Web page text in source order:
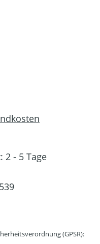
2 - 5 Tage
(GPSR):